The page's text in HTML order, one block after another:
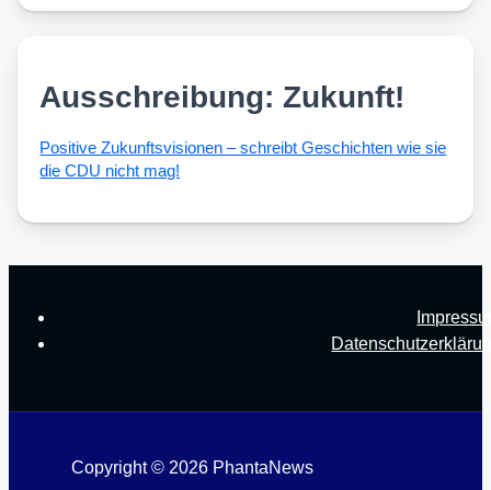
Ausschreibung: Zukunft!
Posi­ti­ve Zukunfts­vi­sio­nen – schreibt Geschich­ten wie sie
die CDU nicht mag!
Copyright © 2026 PhantaNews